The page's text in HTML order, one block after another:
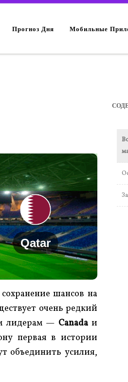
Прогноз Дня Мобильные
Qatar
шансов на
очень редкий
лидерам — Canadaи
первая в истории
объединить усилия,